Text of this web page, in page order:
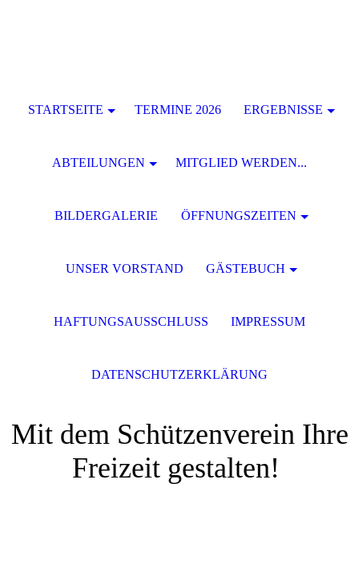
Mit dem Schützenverein Ihre
Freizeit gestalten!
STARTSEITE TERMINE 2026 ERGEBNISSE
ABTEILUNGEN MITGLIED WERDEN...
BILDERGALERIE ÖFFNUNGSZEITEN
UNSER VORSTAND GÄSTEBUCH
HAFTUNGSAUSSCHLUSS IMPRESSUM
DATENSCHUTZERKLÄRUNG